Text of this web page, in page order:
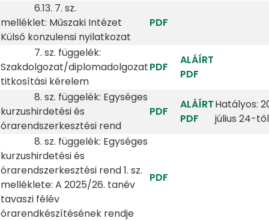
6.13. 7. sz.
melléklet: Műszaki Intézet
Külső konzulensi nyilatkozat
PDF
7. sz. függelék:
Szakdolgozat/diplomadolgozat
titkosítási kérelem
PDF
ALÁÍRT
PDF
8. sz. függelék: Egységes
kurzushirdetési és
órarendszerkesztési rend
PDF
ALÁÍRT
PDF
Hatályos:
július 24-től
8. sz. függelék: Egységes
kurzushirdetési és
órarendszerkesztési rend 1. sz.
melléklete: A 2025/26. tanév
tavaszi félév
órarendkészítésének rendje
PDF